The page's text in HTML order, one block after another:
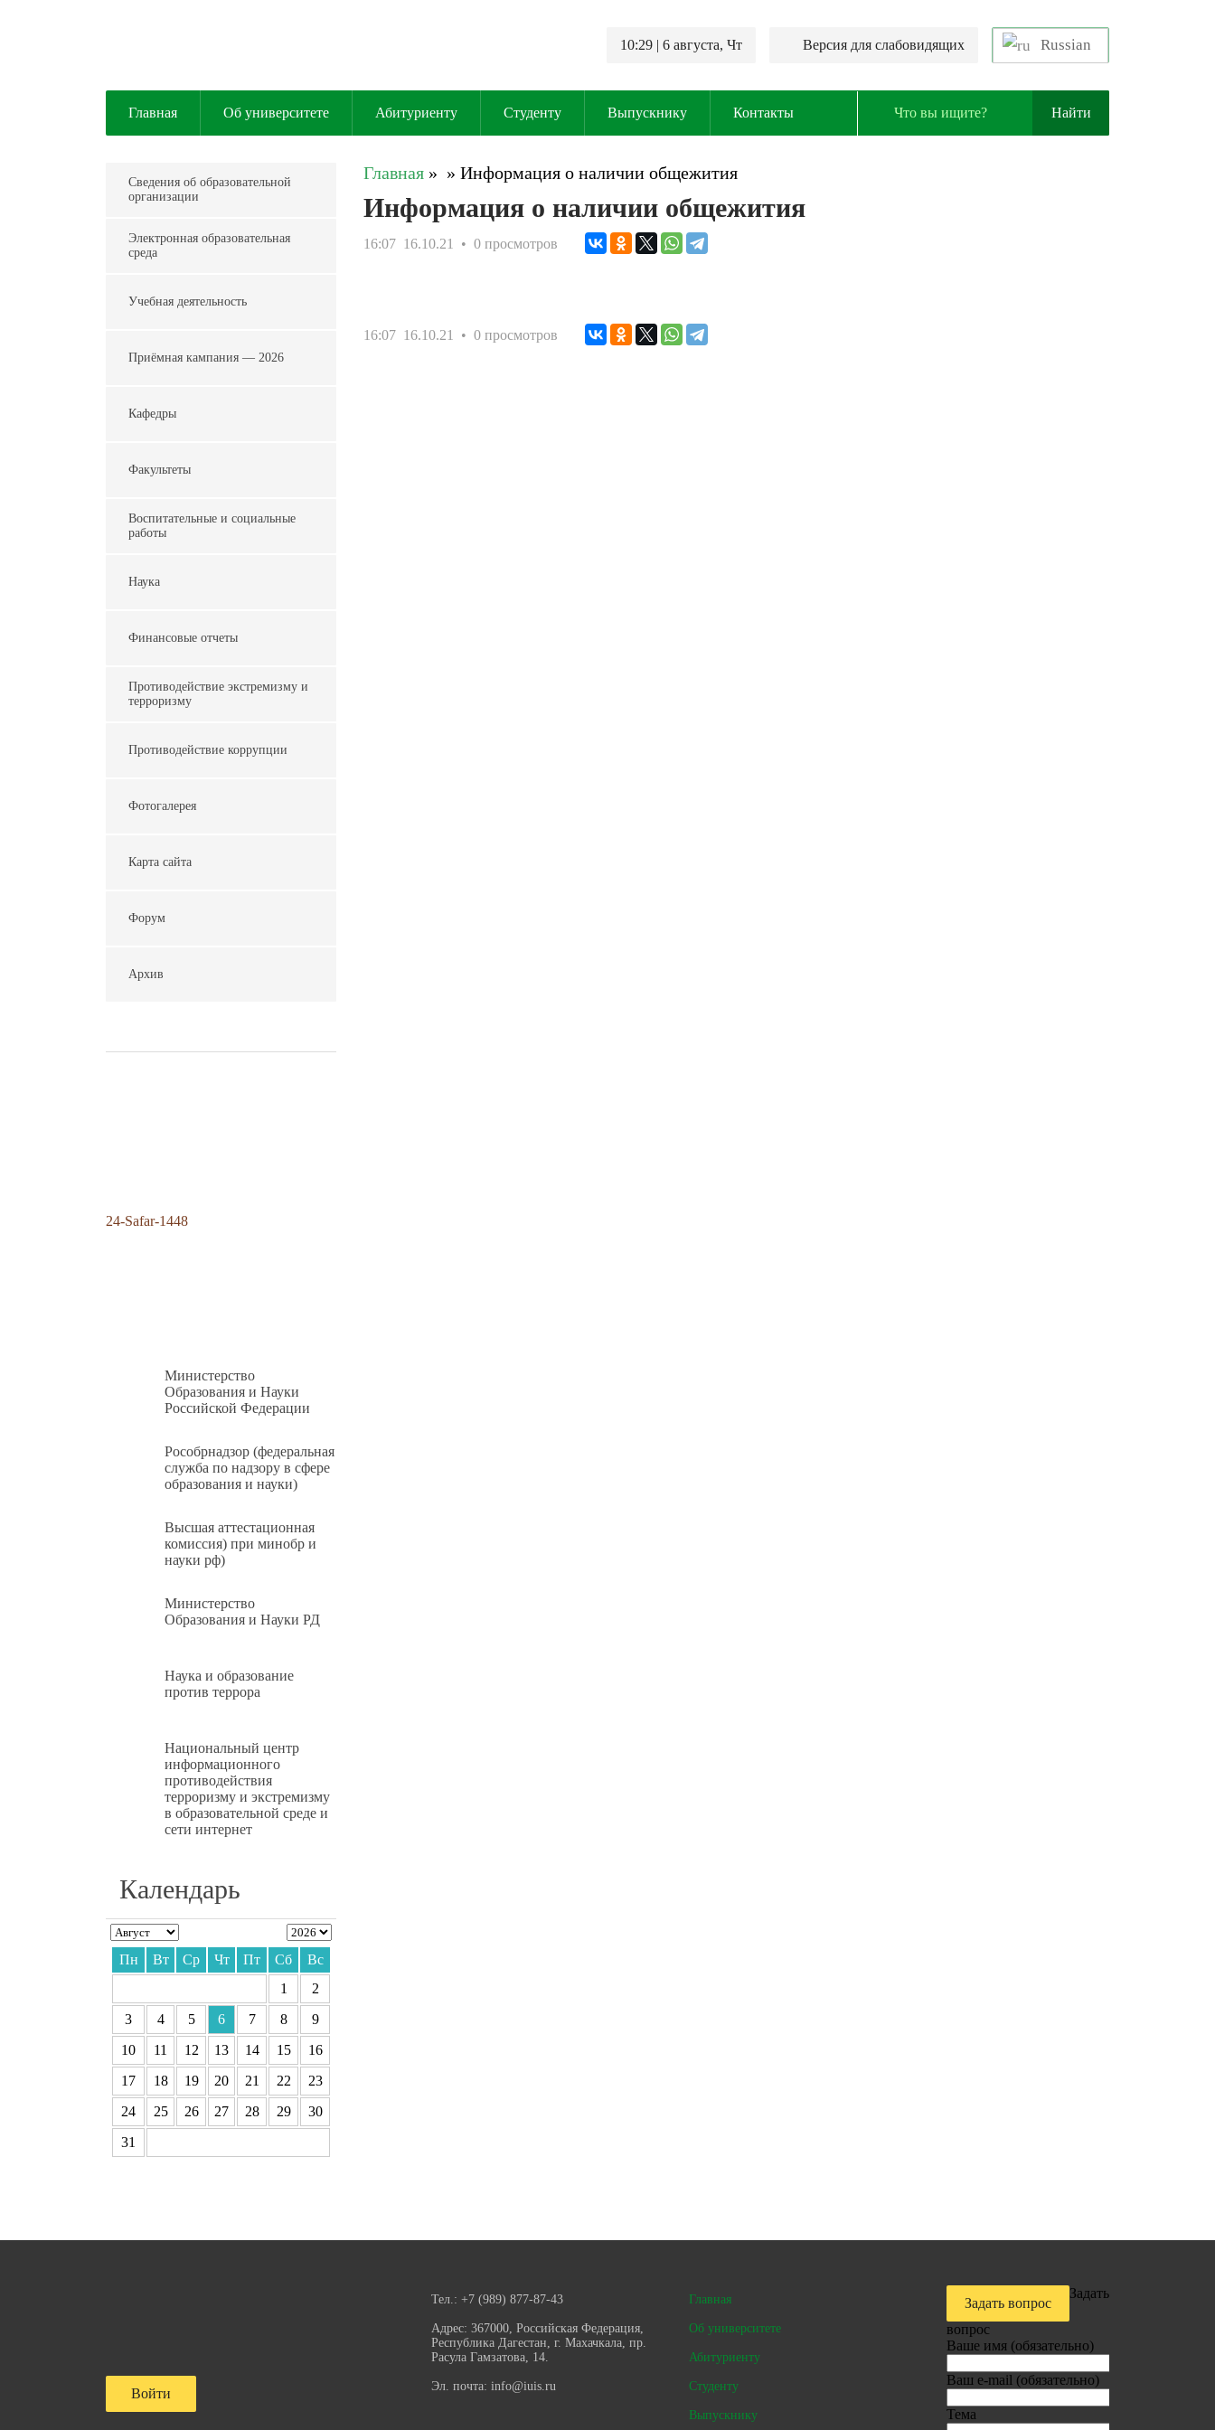
10:29 | 6 августа, Чт Версия для слабовидящих Russian
Главная Об университете Абитуриенту Студенту Выпускнику Контакты
Сведения об образовательной
организации
Электронная образовательная
среда
Учебная деятельность
Приёмная кампания — 2026
Кафедры
Факультеты
Воспитательные и социальные
работы
Наука
Финансовые отчеты
Противодействие экстремизму и
терроризму
Противодействие коррупции
Фотогалерея
Карта сайта
Форум
Архив
24-Safar-1448
Министерство
Образования и Науки
Российской Федерации
Рособрнадзор (федеральная
служба по надзору в сфере
образования и науки)
Высшая аттестационная
комиссия) при минобр и
науки рф)
Министерство
Образования и Науки РД
Наука и образование
против террора
Национальный центр
информационного
противодействия
терроризму и экстремизму
в образовательной среде и
сети интернет
Календарь
Пн Вт Ср Чт Пт Сб
Вс
1
2
3
4 5 6 7 8
9
10
11 12 13 14 15
16
17
18 19 20 21 22
23
24
25 26 27 28 29
30
31
Главная » » Информация о наличии общежития
Информация о наличии общежития
16:07 16.10.21 • 0 просмотров
16:07 16.10.21 • 0 просмотров
Войти
Тел.: +7 (989) 877-87-43
Адрес: 367000, Российская Федерация,
Республика Дагестан, г. Махачкала, пр.
Расула Гамзатова, 14.
Эл. почта: info@iuis.ru
Главная
Об университете
Абитуриенту
Студенту
Выпускнику
Задать вопрос
Задать
вопрос
Ваше имя (обязательно)
Ваш e-mail (обязательно)
Тема